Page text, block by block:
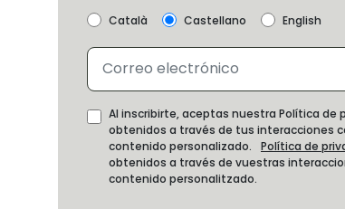
Català Castellano English
Al inscribirte, aceptas nuestra Política
obtenidos a través de tus interacciones
contenido personalizado. Política de
obtenidos a través de vuestras
contenido personalitzado.